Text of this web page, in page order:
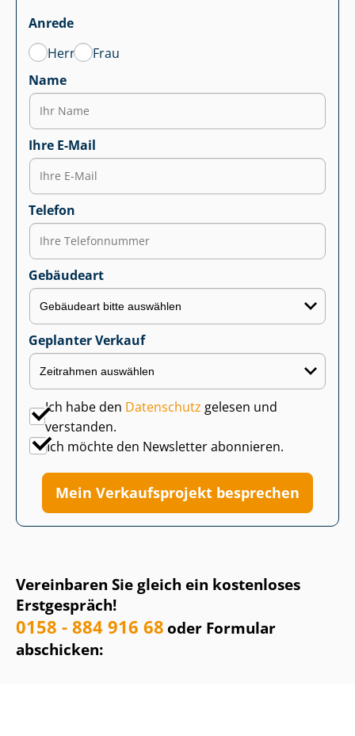
Vereinbaren Sie gleich ein kostenloses
Erstgespräch!
0158 - 884 916 68oder Formular
abschicken:
Anrede
Herr
Frau
Name
Ihre E-Mail
Telefon
Gebäudeart
Geplanter Verkauf
Ich habe den Datenschutz gelesen und
verstanden.
Ich möchte den Newsletter abonnieren.
Mein Verkaufsprojekt besprechen